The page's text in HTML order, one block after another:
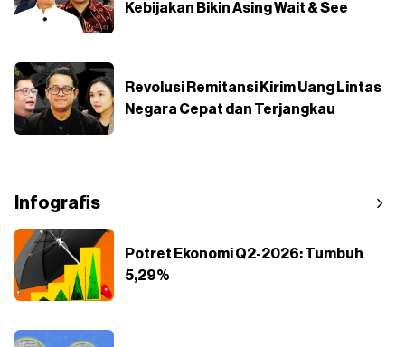
Kebijakan Bikin Asing Wait & See
Revolusi Remitansi Kirim Uang Lintas
Negara Cepat dan Terjangkau
Infografis
Potret Ekonomi Q2-2026: Tumbuh
5,29%